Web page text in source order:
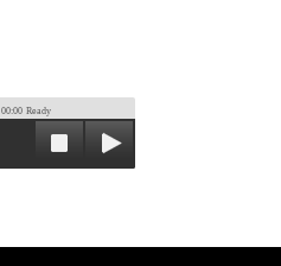
00:00 Ready